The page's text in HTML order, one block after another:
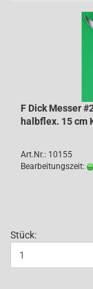
F Dick Messer
halbflex. 15 cm
Art.Nr.: 10155
Bearbeitungszeit:
Stück: